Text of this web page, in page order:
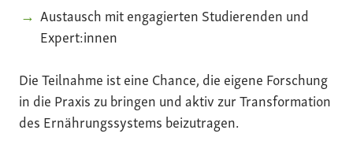
Austausch mit engagierten Studierenden und
Expert:innen
Die Teilnahme ist eine Chance, die eigene Forschung
in die Praxis zu bringen und aktiv zur Transformation
des Ernährungssystems beizutragen.